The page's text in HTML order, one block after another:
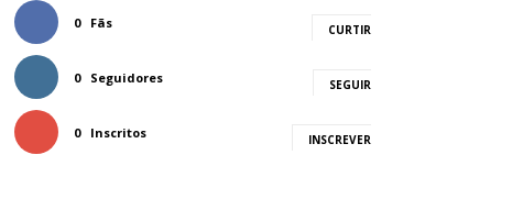
0 Fãs CURTIR
0 Seguidores SEGUIR
0 Inscritos INSCREVER